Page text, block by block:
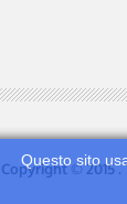
Questo sito
Copyright © 2015 .